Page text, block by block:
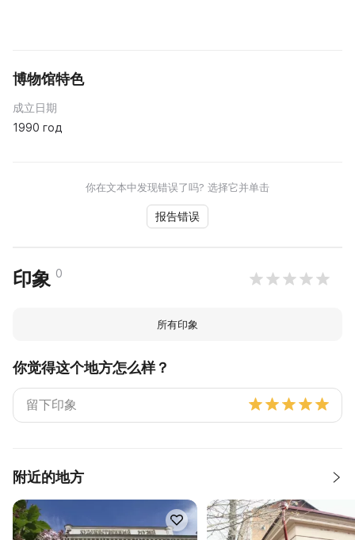
博物馆特色
成立日期
1990 год
你在文本中发现错误了吗? 选择它并单击
报告错误
印象 0
所有印象
你觉得这个地方怎么样？
附近的地方